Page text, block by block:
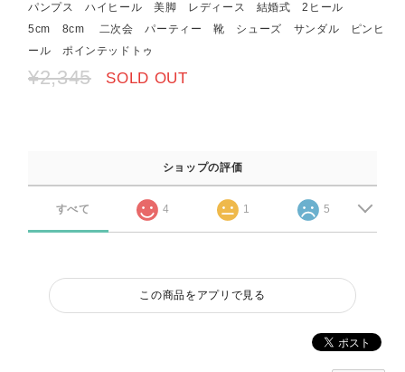
パンプス ハイヒール 美脚 レディース 結婚式 2ヒール
5cm 8cm 二次会 パーティー 靴 シューズ サンダル ピンヒ
ール ポインテッドトゥ
¥2,345 SOLD OUT
ショップの評価
すべて 4 1 5
この商品をアプリで見る